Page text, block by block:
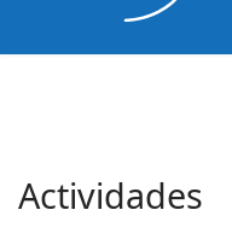
Actividades